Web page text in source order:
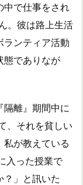
中で仕事をされ
。彼は路上生活
ランティア活動
態でありなが
離』期間中に
、それを貧しい
私が教えている
入った授業で
？」と訊いた